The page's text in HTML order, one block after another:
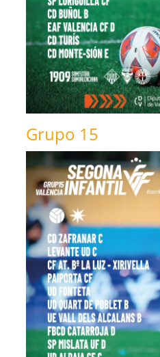
Grupo 15